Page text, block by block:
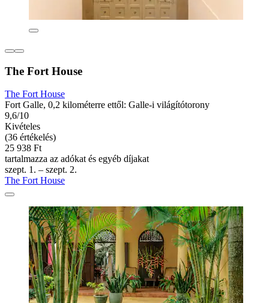
The Fort House
The Fort House
Fort Galle, 0,2 kilométerre ettől: Galle-i világítótorony
9,6/10
Kivételes
(36 értékelés)
25 938 Ft
tartalmazza az adókat és egyéb díjakat
szept. 1. – szept. 2.
The Fort House